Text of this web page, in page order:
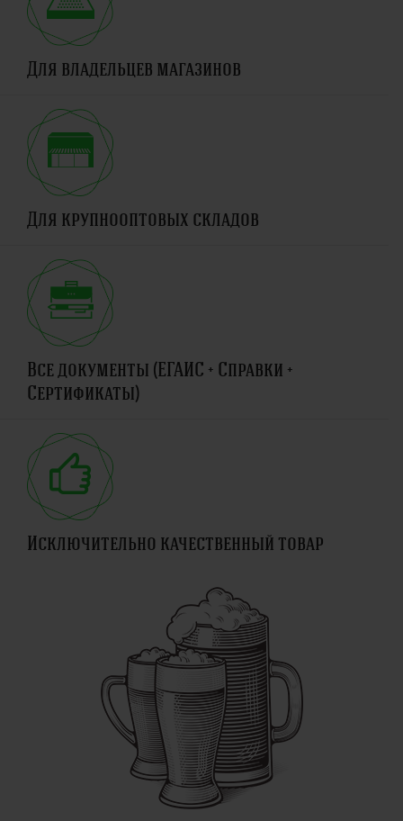
Для владельцев магазинов
Для крупнооптовых складов
Все документы (ЕГАИС + Справки +
Сертификаты)
Исключительно качественный товар